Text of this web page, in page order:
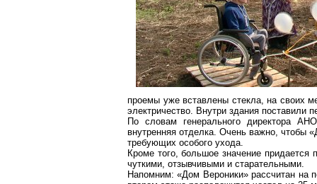
проемы уже вставлены стекла, на своих
электричество. Внутри здания поставили
По словамгенерального директора
внутренняя отделка. Очень важно, чтобы
требующих особого ухода.
Кроме того, большое значение
чуткими, отзывчивыми и старательными.
Напомним: «Дом Вероники» рассчитан на